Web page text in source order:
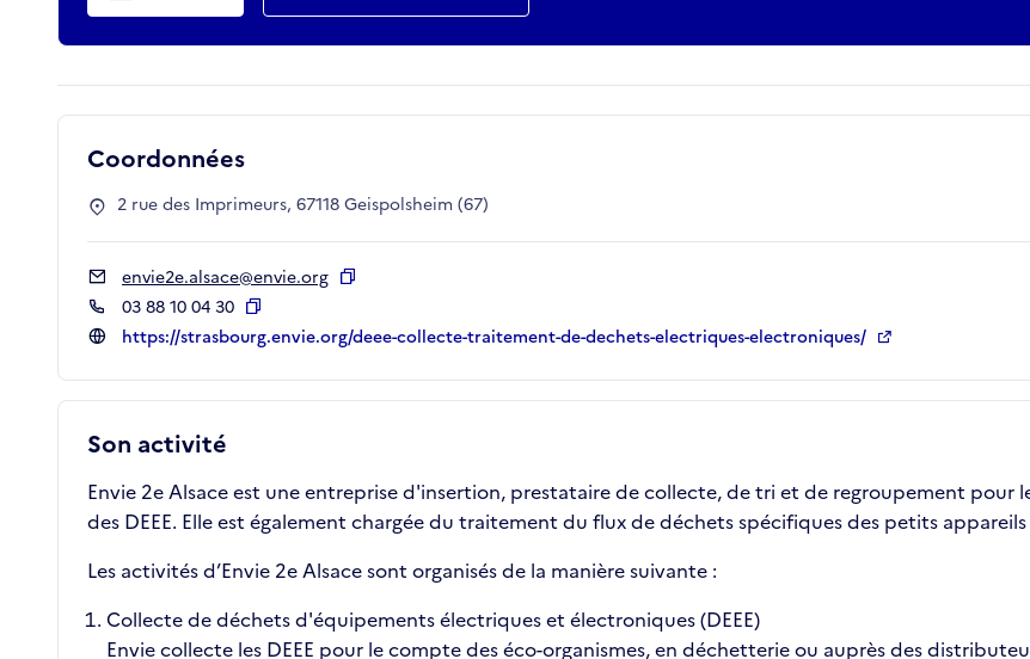
Son activité
Envie 2e Alsace est une entreprise d'insertion, prestataire de collecte, de tri et de regroupement pour
des DEEE. Elle est également chargée du traitement du flux de déchets spécifiques des petits
Les activités d’Envie 2e Alsace sont organisés de la manière suivante :
Collecte de déchets d'équipements électriques et électroniques (DEEE)
Envie collecte les DEEE pour le compte des éco-organismes, en déchetterie ou auprès des
Coordonnées
2 rue des Imprimeurs, 67118 Geispolsheim (67)
envie2e.alsace@envie.org
03 88 10 04 30
Copier
https://strasbourg.envie.org/deee-collecte-traitement-de-dechets-electriques-electroniques/